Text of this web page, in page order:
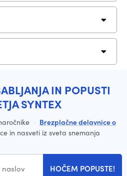
IN POPUSTI
SYNTEX
· Brezplačne delavnice o
in nasveti iz sveta snemanja
HOČEM POPUSTE!